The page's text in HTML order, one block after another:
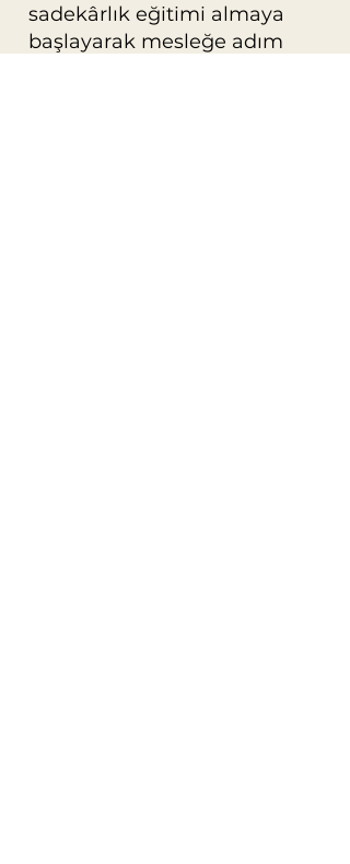
sadekârlık eğitimi almaya
başlayarak mesleğe adım